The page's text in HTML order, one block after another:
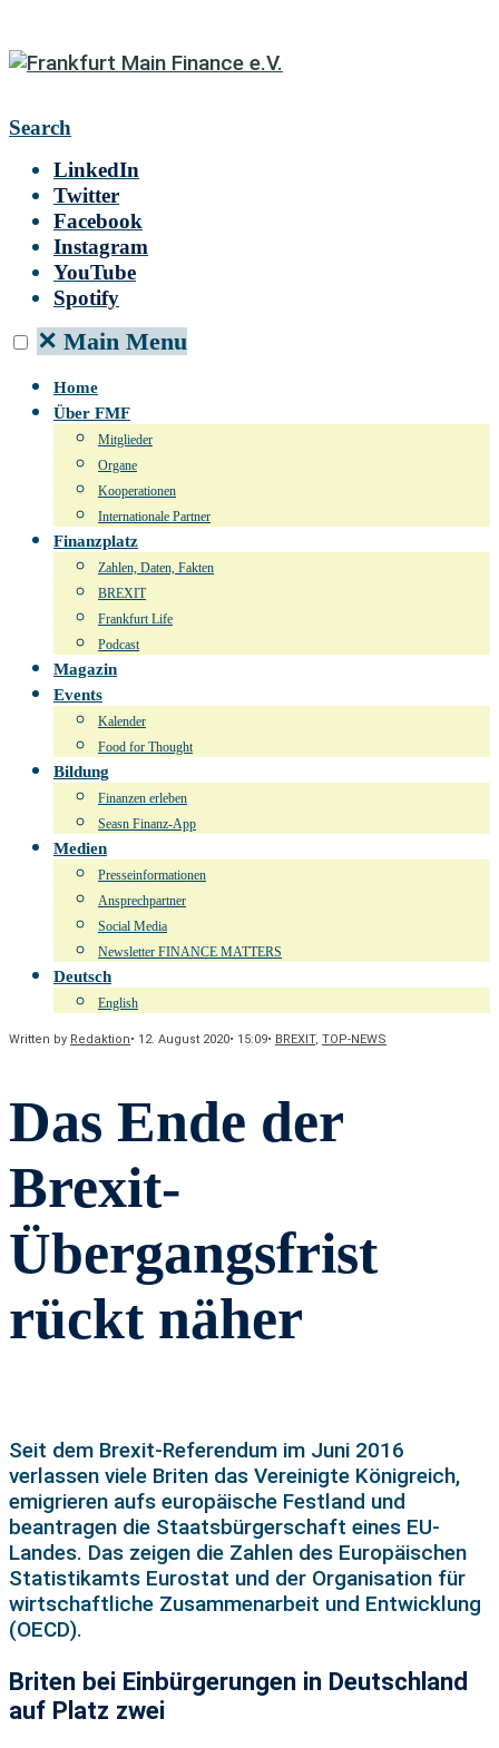
Search
LinkedIn
Twitter
Facebook
Instagram
YouTube
Spotify
✕ Main Menu
Home
Über FMF
Mitglieder
Organe
Kooperationen
Internationale Partner
Finanzplatz
Zahlen, Daten, Fakten
BREXIT
Frankfurt Life
Podcast
Magazin
Events
Kalender
Food for Thought
Bildung
Finanzen erleben
Seasn Finanz-App
Medien
Presseinformationen
Ansprechpartner
Social Media
Newsletter FINANCE MATTERS
Deutsch
English
Written by Redaktion• 12. August 2020• 15:09• BREXIT, TOP-NEWS
Das Ende der
Brexit-
Übergangsfrist
rückt näher
Seit dem Brexit-Referendum im Juni 2016
verlassen viele Briten das Vereinigte Königreich,
emigrieren aufs europäische Festland und
beantragen die Staatsbürgerschaft eines EU-
Landes. Das zeigen die Zahlen des Europäischen
Statistikamts Eurostat und der Organisation für
wirtschaftliche Zusammenarbeit und Entwicklung
(OECD).
Briten bei Einbürgerungen in Deutschland
auf Platz zwei